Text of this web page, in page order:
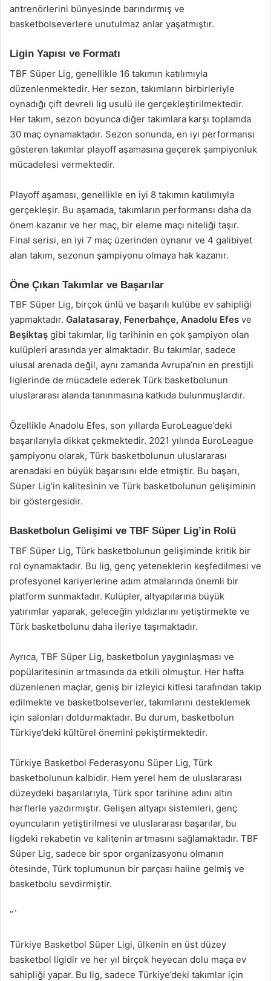
antrenörlerini bünyesinde barındırmış ve
basketbolseverlere unutulmaz anlar yaşatmıştır.
Ligin Yapısı ve Formatı
TBF Süper Lig, genellikle 16 takımın katılımıyla
düzenlenmektedir. Her sezon, takımların birbirleriyle
oynadığı çift devreli lig usulü ile gerçekleştirilmektedir.
Her takım, sezon boyunca diğer takımlara karşı toplamda
30 maç oynamaktadır. Sezon sonunda, en iyi performansı
gösteren takımlar playoff aşamasına geçerek şampiyonluk
mücadelesi vermektedir.
Playoff aşaması, genellikle en iyi 8 takımın katılımıyla
gerçekleşir. Bu aşamada, takımların performansı daha da
önem kazanır ve her maç, bir eleme maçı niteliği taşır.
Final serisi, en iyi 7 maç üzerinden oynanır ve 4 galibiyet
alan takım, sezonun şampiyonu olmaya hak kazanır.
Öne Çıkan Takımlar ve Başarılar
TBF Süper Lig, birçok ünlü ve başarılı kulübe ev sahipliği
yapmaktadır. Galatasaray, Fenerbahçe, Anadolu Efes ve
Beşiktaş gibi takımlar, lig tarihinin en çok şampiyon olan
kulüpleri arasında yer almaktadır. Bu takımlar, sadece
ulusal arenada değil, aynı zamanda Avrupa’nın en prestijli
liglerinde de mücadele ederek Türk basketbolunun
uluslararası alanda tanınmasına katkıda bulunmuşlardır.
Özellikle Anadolu Efes, son yıllarda EuroLeague’deki
başarılarıyla dikkat çekmektedir. 2021 yılında EuroLeague
şampiyonu olarak, Türk basketbolunun uluslararası
arenadaki en büyük başarısını elde etmiştir. Bu başarı,
Süper Lig’in kalitesinin ve Türk basketbolunun gelişiminin
bir göstergesidir.
Basketbolun Gelişimi ve TBF Süper Lig’in Rolü
TBF Süper Lig, Türk basketbolunun gelişiminde kritik bir
rol oynamaktadır. Bu lig, genç yeteneklerin keşfedilmesi ve
profesyonel kariyerlerine adım atmalarında önemli bir
platform sunmaktadır. Kulüpler, altyapılarına büyük
yatırımlar yaparak, geleceğin yıldızlarını yetiştirmekte ve
Türk basketbolunu daha ileriye taşımaktadır.
Ayrıca, TBF Süper Lig, basketbolun yaygınlaşması ve
popülaritesinin artmasında da etkili olmuştur. Her hafta
düzenlenen maçlar, geniş bir izleyici kitlesi tarafından takip
edilmekte ve basketbolseverler, takımlarını desteklemek
için salonları doldurmaktadır. Bu durum, basketbolun
Türkiye’deki kültürel önemini pekiştirmektedir.
Türkiye Basketbol Federasyonu Süper Lig, Türk
basketbolunun kalbidir. Hem yerel hem de uluslararası
düzeydeki başarılarıyla, Türk spor tarihine adını altın
harflerle yazdırmıştır. Gelişen altyapı sistemleri, genç
oyuncuların yetiştirilmesi ve uluslararası başarılar, bu
ligdeki rekabetin ve kalitenin artmasını sağlamaktadır. TBF
Süper Lig, sadece bir spor organizasyonu olmanın
ötesinde, Türk toplumunun bir parçası haline gelmiş ve
basketbolu sevdirmiştir.
“`
Türkiye Basketbol Süper Ligi, ülkenin en üst düzey
basketbol ligidir ve her yıl birçok heyecan dolu maça ev
sahipliği yapar. Bu lig, sadece Türkiye’deki takımlar için